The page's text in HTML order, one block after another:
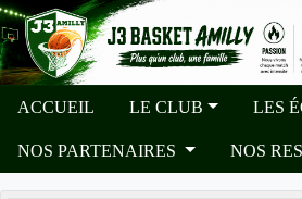
ACCUEIL LE CLUB LES
NOS PARTENAIRES NOS
Panneau de gestion des cookies